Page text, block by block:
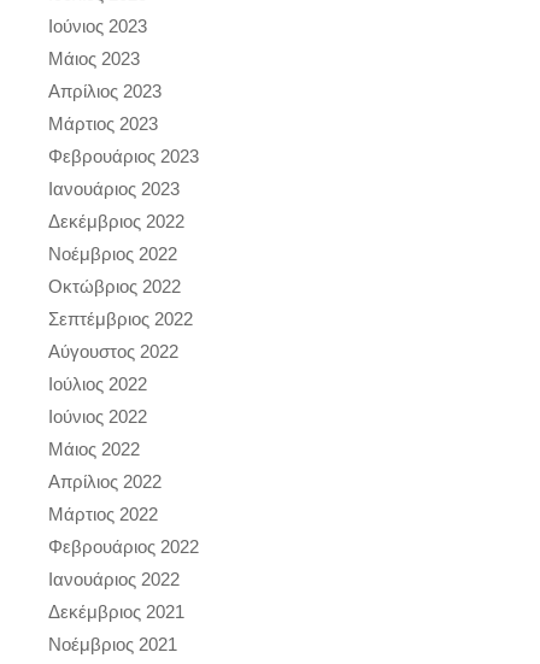
Ιούνιος 2023
Μάιος 2023
Απρίλιος 2023
Μάρτιος 2023
Φεβρουάριος 2023
Ιανουάριος 2023
Δεκέμβριος 2022
Νοέμβριος 2022
Οκτώβριος 2022
Σεπτέμβριος 2022
Αύγουστος 2022
Ιούλιος 2022
Ιούνιος 2022
Μάιος 2022
Απρίλιος 2022
Μάρτιος 2022
Φεβρουάριος 2022
Ιανουάριος 2022
Δεκέμβριος 2021
Νοέμβριος 2021